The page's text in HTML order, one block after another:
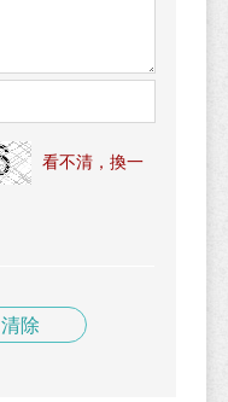
看不清，換一
清除